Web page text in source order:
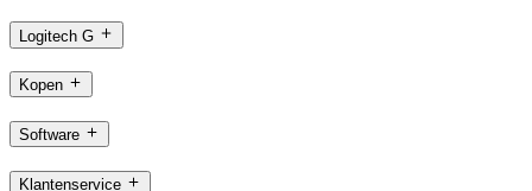
Logitech G
Kopen
Software
Klantenservice